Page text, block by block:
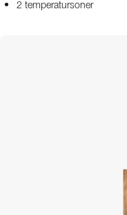
2 temperatursoner